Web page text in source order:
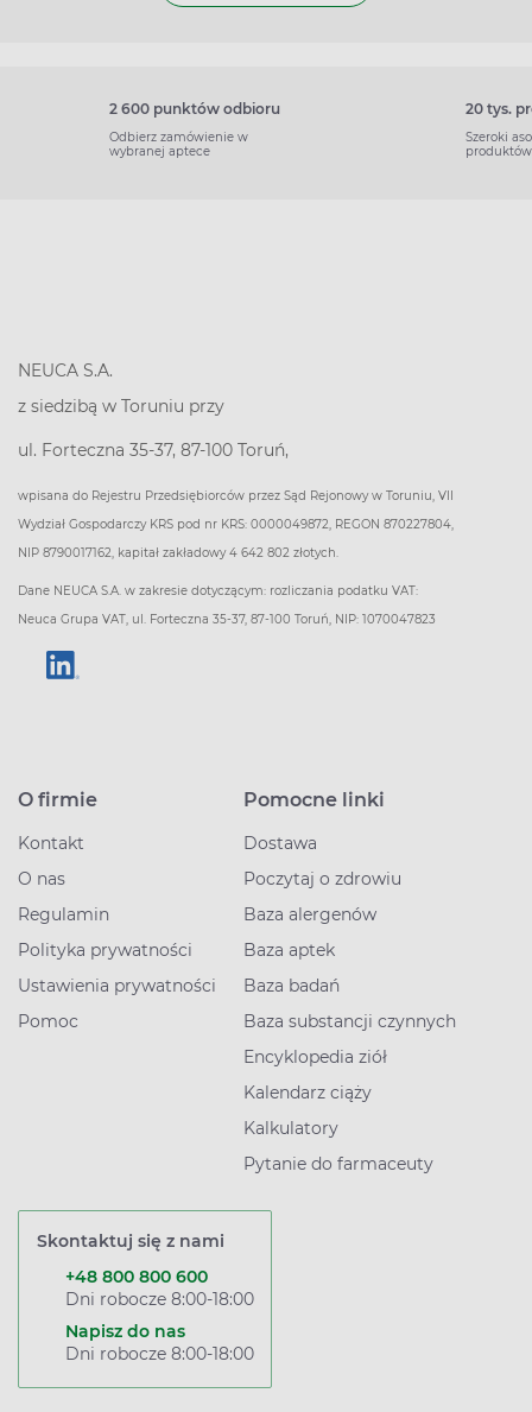
2 600 punktów odbioru
Odbierz zamówienie w
wybranej aptece
20 tys.
Szeroki
produktów
NEUCA S.A.
z siedzibą w Toruniu przy
ul. Forteczna 35-37, 87-100 Toruń,
wpisana do Rejestru Przedsiębiorców przez Sąd Rejonowy w Toruniu, VII
Wydział Gospodarczy KRS pod nr KRS: 0000049872, REGON 870227804,
NIP 8790017162, kapitał zakładowy 4 642 802 złotych.
Dane NEUCA S.A. w zakresie dotyczącym: rozliczania podatku VAT:
Neuca Grupa VAT, ul. Forteczna 35-37, 87-100 Toruń, NIP: 1070047823
O firmie
Kontakt
O nas
Regulamin
Polityka prywatności
Ustawienia prywatności
Pomoc
Pomocne linki
Dostawa
Poczytaj o zdrowiu
Baza alergenów
Baza aptek
Baza badań
Baza substancji czynnych
Encyklopedia ziół
Kalendarz ciąży
Kalkulatory
Pytanie do farmaceuty
Skontaktuj się z nami
+48 800 800 600
Dni robocze 8:00-18:00
Napisz do nas
Dni robocze 8:00-18:00